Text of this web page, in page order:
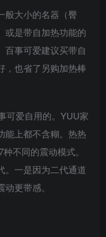
般大小的名器（臀
或是带自加热功能的
百事可爱建议买带自
，也省了另购加热棒
可爱自用的。YUU家
能上都不含糊。热热
不同的震动模式。
。一是因为二代通道
更带感。